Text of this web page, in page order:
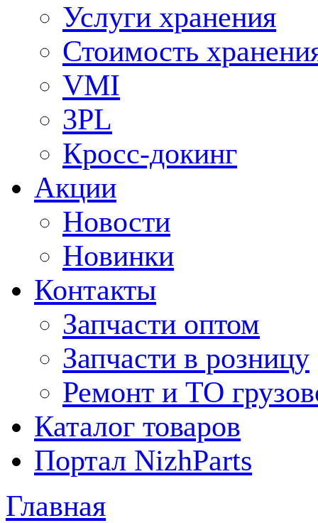
Услуги хранения
Стоимость
VMI
3PL
Кросс-докинг
Акции
Новости
Новинки
Контакты
Запчасти оптом
Запчасти в розницу
Ремонт и ТО
Каталог товаров
Портал NizhParts
Главная